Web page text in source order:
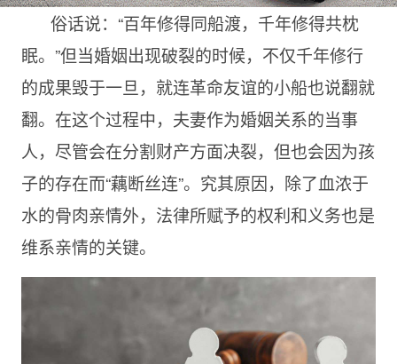
俗话说：“百年修得同船渡，千年修得共枕
眠。”但当婚姻出现破裂的时候，不仅千年修行
的成果毁于一旦，就连革命友谊的小船也说翻就
翻。在这个过程中，夫妻作为婚姻关系的当事
人，尽管会在分割财产方面决裂，但也会因为孩
子的存在而“藕断丝连”。究其原因，除了血浓于
水的骨肉亲情外，法律所赋予的权利和义务也是
维系亲情的关键。